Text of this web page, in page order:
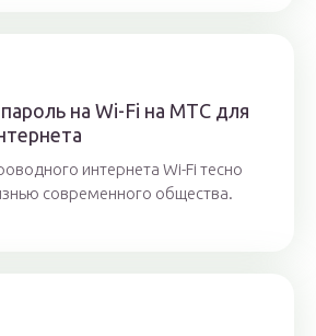
на Wi-Fi на МТС для
интернета Wi-Fi тесно
современного общества.